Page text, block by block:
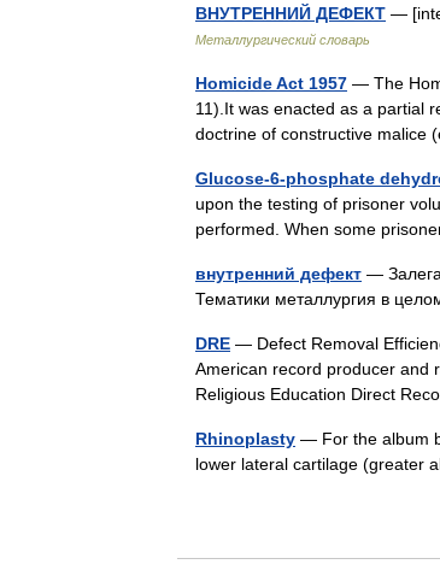
ВНУТРЕННИЙ ДЕФЕКТ —
Металлургический словарь
Homicide Act 1957 — The
11).It was enacted as a partial
doctrine of constructive
Glucose-6-phosphate
upon the testing of prisoner
performed. When some
внутренний дефект —
Тематики металлургия в
DRE — Defect Removal
American record producer and
Religious Education Direct
Rhinoplasty — For the album
lower lateral cartilage (greater